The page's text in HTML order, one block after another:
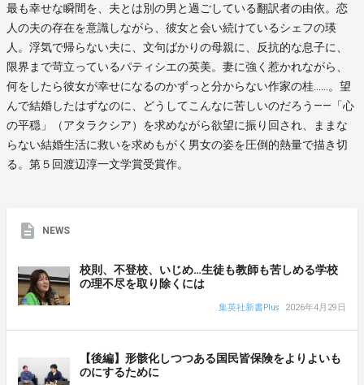
最も幸せな瞬間を、夫とは別の男と過ごしている翻訳者の由依。恋
人の夫の存在を意識しながら、彼女と会い続けているシェフの瑛
人。浮気で帰らない夫に、文句ばかりの母親に、反抗的な息子に、
限界まで苛立っているパティシエの英美。妻に強く惹かれながら、
何をしたら彼女が幸せになるのかずっと分からない作家の桂……。望
んで結婚したはずなのに、どうしてこんなに苦しいのだろう――「心
の平穏」（アタラクシア）を求めながら欲望に振り回され、ままな
らない結婚生活に救いを求めもがく男女の姿を圧倒的熱量で描き切
る。第５回渡辺淳一文学賞受賞作。
NEWS
校則、不登校、いじめ…生徒も教師も苦しめる学校
の理不尽を取り除くには
集英社新書Plus 2026年4月29日
【後編】形骸化しつつある国民皆保険をよりよいも
のにするために